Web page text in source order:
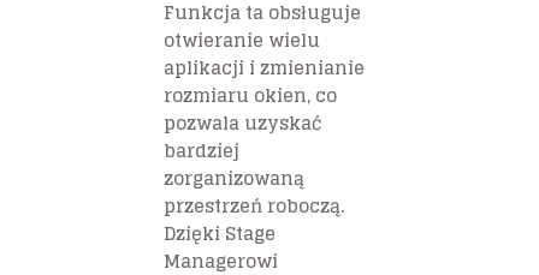
Funkcja ta obsługuje
otwieranie wielu
aplikacji i zmienianie
rozmiaru okien, co
pozwala uzyskać
bardziej
zorganizowaną
przestrzeń roboczą.
Dzięki Stage
Managerowi